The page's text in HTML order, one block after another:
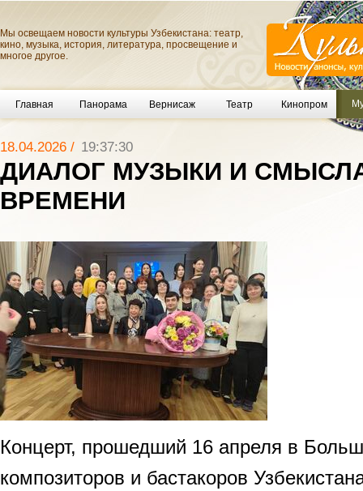
Мы освещаем новости культуры Узбекистана: театр,
кино, музыка, история, литература, просвещение и
многое другое.
Главная Панорама Вернисаж Театр Кинопром
18.04.2026 / 19:37:30
ДИАЛОГ МУЗЫКИ И
ВРЕМЕНИ
Концерт, прошедший 16 апреля в
композиторов и бастакоров